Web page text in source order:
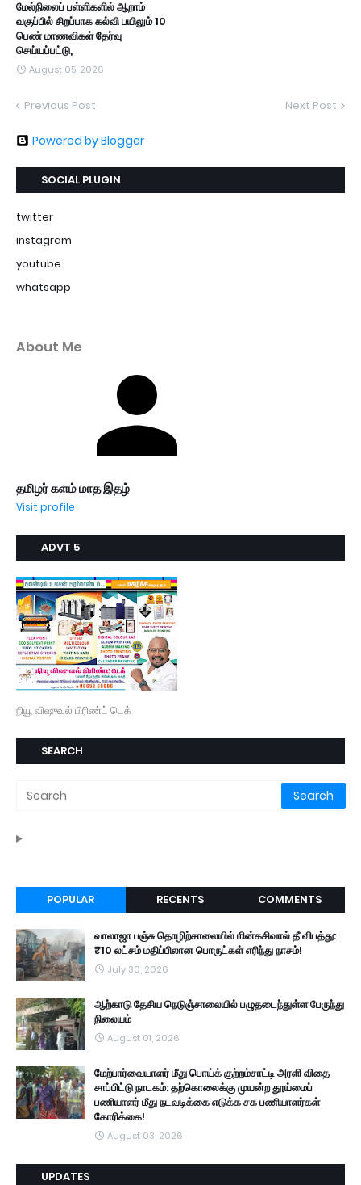
மேல்நிலைப் பள்ளிகளில் ஆறாம்
வகுப்பில் சிறப்பாக கல்வி பயிலும் 10
பெண் மாணவிகள் தேர்வு
செய்யப்பட்டு,
August 05, 2026
Previous Post Next Post
Powered by Blogger
SOCIAL PLUGIN
twitter
instagram
youtube
whatsapp
About Me
தமிழர் களம் மாத இதழ்
Visit profile
ADVT 5
நியூ விஷுவல் பிரிண்ட் டெக்
SEARCH
POPULAR RECENTS COMMENTS
வாலாஜா பஞ்சு தொழிற்சாலையில் மின்கசிவால் தீ விபத்து:
₹10 லட்சம் மதிப்பிலான பொருட்கள் எரிந்து நாசம்!
July 30, 2026
ஆற்காடு தேசிய நெடுஞ்சாலையில் பழுதடைந்துள்ள பேருந்து
நிலையம்
August 01, 2026
மேற்பார்வையாளர் மீது பொய்க் குற்றம்சாட்டி அரளி விதை
சாப்பிட்டு நாடகம்: தற்கொலைக்கு முயன்ற தூய்மைப்
பணியாளர் மீது நடவடிக்கை எடுக்க சக பணியாளர்கள்
கோரிக்கை!
August 03, 2026
UPDATES